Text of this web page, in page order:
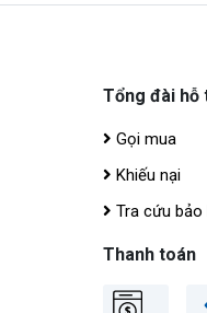
Tổng đài hỗ
Gọi mua
Khiếu nại
Tra cứu bảo
Thanh toán